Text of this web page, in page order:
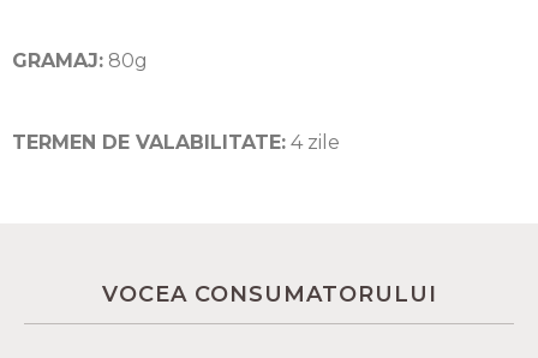
GRAMAJ: 80g
TERMEN DE VALABILITATE: 4 zile
VOCEA CONSUMATORULUI